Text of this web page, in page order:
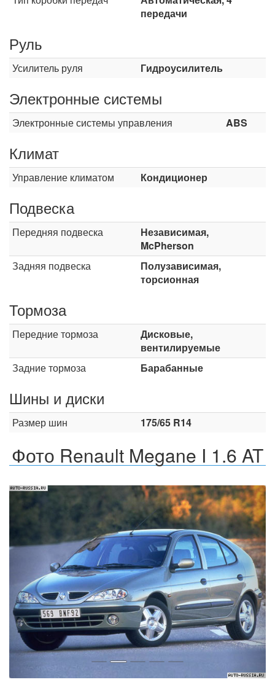
передачи
Руль
Усилитель руля Гидроусилитель
Электронные системы
Электронные системы управления ABS
Климат
Управление климатом Кондиционер
Подвеска
Передняя подвеска
Независимая,
McPherson
Задняя подвеска
Полузависимая,
торсионная
Тормоза
Передние тормоза
Дисковые,
вентилируемые
Задние тормоза
Барабанные
Шины и диски
Размер шин 175/65 R14
Фото Renault Megane I 1.6 AT
Назад